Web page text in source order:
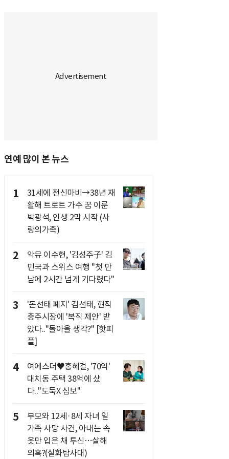
연예 많이 본 뉴스
1
31세에 전신마비→38년 재
활해 트로트 가수 꿈 이룬
박광석, 인생 2막 시작 (사
랑의가족)
2
악뮤 이수현, '김성주子' 김
민국과 스위스 여행 "첫 만
남에 2시간 넘게 기다렸다"
3
'돈선태 폐지' 김선태, 현직
충주시장에 '복직 제안' 받
았다.."돌아올 생각?" [핫피
플]
4
여에스더♥홍혜걸, '70억'
대치동 주택 38억에 샀
다.."도둑X 심보"
5
부모와 12세·8세 자녀 일
가족 사망 사건, 아내는 속
옷만 입은 채 투신…살해
의혹?(실화탐사대)